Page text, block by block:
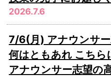
2026.7.6
7/6(月) アナウンサ
何はともあれ こちら
アナウンサー志望の